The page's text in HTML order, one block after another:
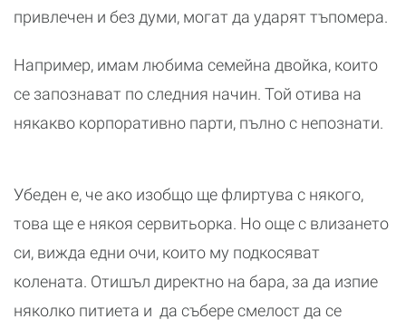
привлечен и без думи, могат да ударят тъпомера.
Например, имам любима семейна двойка, които
се запознават по следния начин. Той отива на
някакво корпоративно парти, пълно с непознати.
Убеден е, че ако изобщо ще флиртува с някого,
това ще е някоя сервитьорка. Но още с влизането
си, вижда едни очи, които му подкосяват
колената. Отишъл директно на бара, за да изпие
няколко питиета и да събере смелост да се